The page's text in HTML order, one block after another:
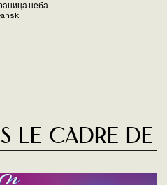
неба
le cadre de